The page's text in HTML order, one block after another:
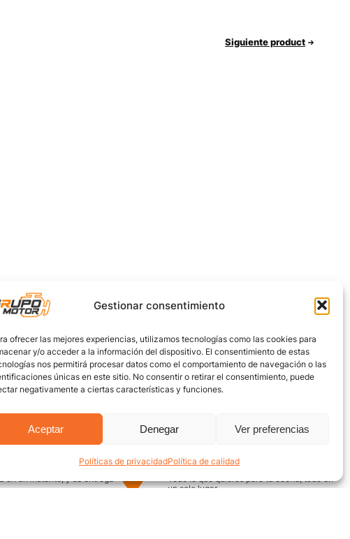
Gestionar consentimiento
ofrecer las mejores experiencias, utilizamos tecnologías como las cookies para
y/o acceder a la información del dispositivo. El consentimiento de estas
nos permitirá procesar datos como el comportamiento de navegación o las
únicas en este sitio. No consentir o retirar el consentimiento, puede
negativamente a ciertas características y funciones.
Aceptar Denegar Ver preferencias
Políticas de privacidadPolítica de calidad
Siguiente product
seguro
en un instante, y se entrega
Encuentra aquí
Todo lo que quieras para tu coche, todo en
un solo lugar